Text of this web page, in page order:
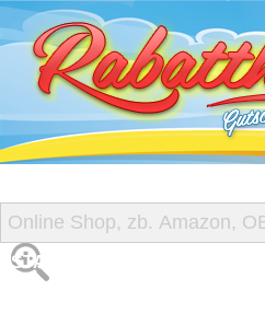
START